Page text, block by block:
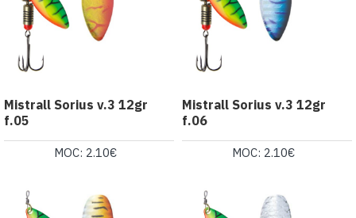
Mistrall Sorius v.3 12gr
f.05
MOC: 2.10€
Mistrall Sorius v.3 12gr
f.06
MOC: 2.10€